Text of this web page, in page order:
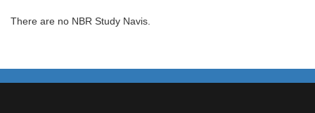
There are no NBR Study Navis.